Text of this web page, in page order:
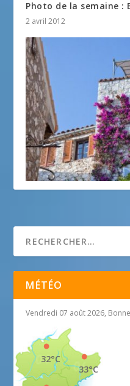
Photo de la semaine :
2 avril 2012
MÉTÉO
Vendredi 07 août 2026,
33°C
32°C